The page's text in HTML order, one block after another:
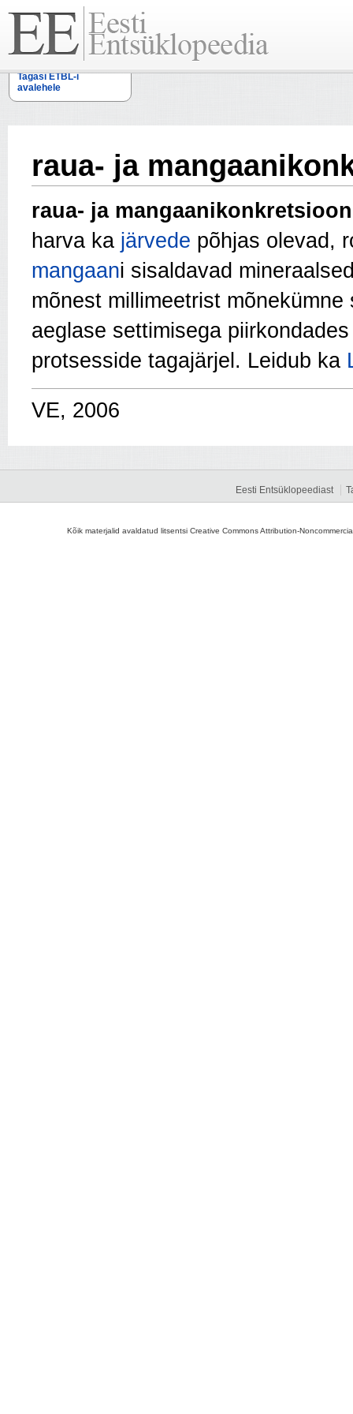
Tagasi ETBL-i
avalehele
raua- ja
raua- ja
harva ka järvede põhjas olevad,
mangaani sisaldavad
mõnest millimeetrist
aeglase settimisega
protsesside tagajärjel. Leidub ka
VE, 2006
Eesti Entsüklopeediast
Kõik materjalid avaldatud litsentsi Creative Commons Attribution-